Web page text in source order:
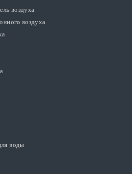
воздуха
воздуха
ионного воздуха